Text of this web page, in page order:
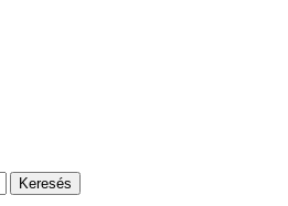
Keresés